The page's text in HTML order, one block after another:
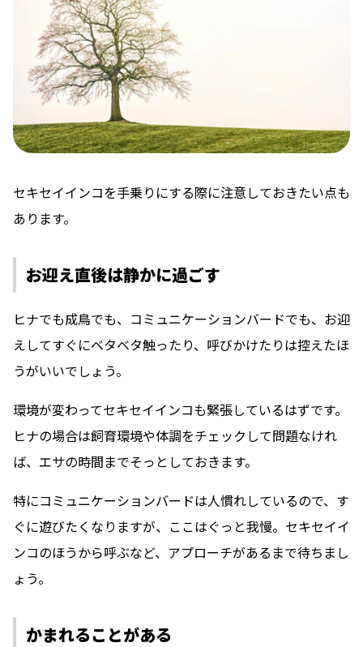
セキセイインコを手乗りにする際に注意しておきたい点も
あります。
お迎え直後は静かに過ごす
ヒナでも成鳥でも、コミュニケーションバードでも、お迎
えしてすぐにベタベタ触ったり、呼びかけたりは控えたほ
うがいいでしょう。
環境が変わってセキセイインコも緊張しているはずです。
ヒナの場合は飼育環境や体調をチェックして問題なけれ
ば、エサの時間までそっとしておきます。
特にコミュニケーションバードは人慣れしているので、す
ぐに遊びたくなりますが、ここはぐっと我慢。セキセイイ
ンコのほうから呼ぶなど、アプローチがあるまで待ちまし
ょう。
かまれることがある